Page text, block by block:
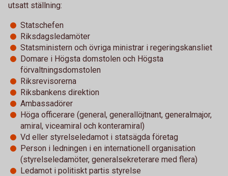
utsatt ställning:
Statschefen
Riksdagsledamöter
Statsministern och övriga ministrar i regeringskansliet
Domare i Högsta domstolen och Högsta
förvaltningsdomstolen
Riksrevisorerna
Riksbankens direktion
Ambassadörer
Höga officerare (general, generallöjtnant, generalmajor,
amiral, viceamiral och konteramiral)
Vd eller styrelseledamot i statsägda företag
Person i ledningen i en internationell organisation
(styrelseledamöter, generalsekreterare med flera)
Ledamot i politiskt partis styrelse